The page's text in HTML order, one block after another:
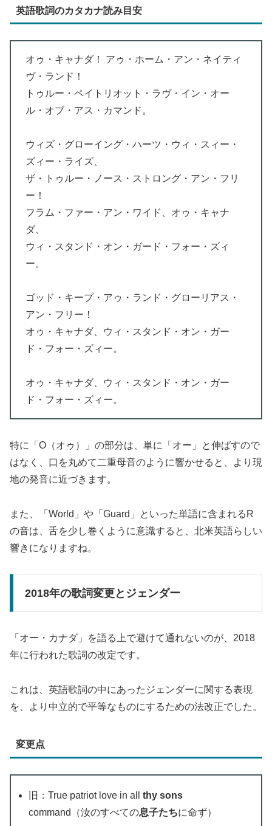
英語歌詞のカタカナ読み目安
オゥ・キャナダ！ アゥ・ホーム・アン・ネイティ
ヴ・ランド！
トゥルー・ペイトリオット・ラヴ・イン・オー
ル・オブ・アス・カマンド。
ウィズ・グローイング・ハーツ・ウィ・スィー・
ズィー・ライズ、
ザ・トゥルー・ノース・ストロング・アン・フリ
ー！
フラム・ファー・アン・ワイド、オゥ・キャナ
ダ、
ウィ・スタンド・オン・ガード・フォー・ズィ
ー。
ゴッド・キープ・アゥ・ランド・グローリアス・
アン・フリー！
オゥ・キャナダ、ウィ・スタンド・オン・ガー
ド・フォー・ズィー。
オゥ・キャナダ、ウィ・スタンド・オン・ガー
ド・フォー・ズィー。
特に「O（オゥ）」の部分は、単に「オー」と伸ばすので
はなく、口を丸めて二重母音のように響かせると、より現
地の発音に近づきます。
また、「World」や「Guard」といった単語に含まれるR
の音は、舌を少し巻くように意識すると、北米英語らしい
響きになりますね。
2018年の歌詞変更とジェンダー
「オー・カナダ」を語る上で避けて通れないのが、2018
年に行われた歌詞の改定です。
これは、英語歌詞の中にあったジェンダーに関する表現
を、より中立的で平等なものにするための法改正でした。
変更点
旧：True patriot love in allthy sons
command（汝のすべての息子たちに命ず）